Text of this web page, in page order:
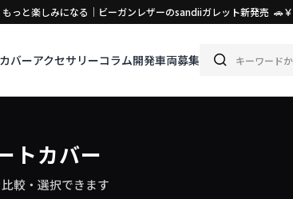
っと楽しみになる｜ビーガンレザーのsandiiガレット新発売
バーアクセサリーコラム開発車両募集
トカバー
較・選択できます